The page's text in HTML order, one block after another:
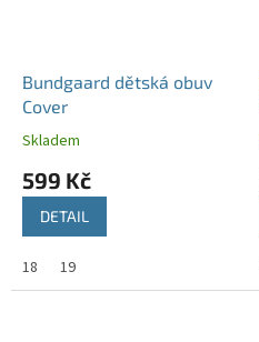
Bundgaard dětská obuv
Cover
Skladem
599 Kč
DETAIL
18 19